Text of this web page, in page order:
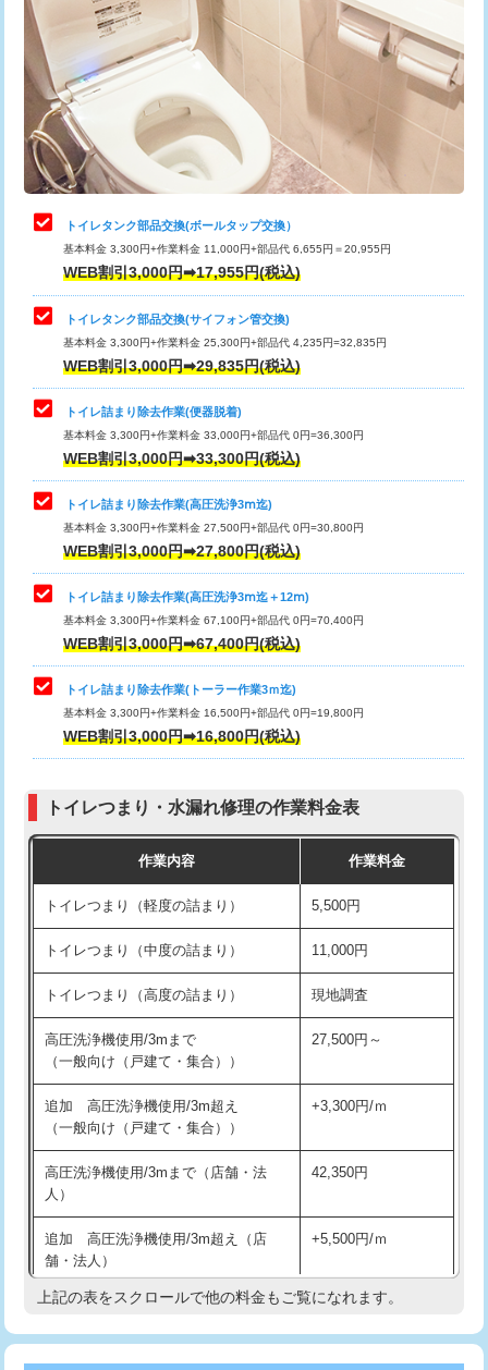
トイレタンク部品交換(ボールタップ交換）
基本料金 3,300円+作業料金 11,000円+部品代 6,655円＝20,955円
WEB割引3,000円➡17,955円(税込)
トイレタンク部品交換(サイフォン管交換)
基本料金 3,300円+作業料金 25,300円+部品代 4,235円=32,835円
WEB割引3,000円➡29,835円(税込)
トイレ詰まり除去作業(便器脱着)
基本料金 3,300円+作業料金 33,000円+部品代 0円=36,300円
WEB割引3,000円➡33,300円(税込)
トイレ詰まり除去作業(高圧洗浄3ⅿ迄)
基本料金 3,300円+作業料金 27,500円+部品代 0円=30,800円
WEB割引3,000円➡27,800円(税込)
トイレ詰まり除去作業(高圧洗浄3ⅿ迄＋12ⅿ)
基本料金 3,300円+作業料金 67,100円+部品代 0円=70,400円
WEB割引3,000円➡67,400円(税込)
トイレ詰まり除去作業(トーラー作業3ｍ迄)
基本料金 3,300円+作業料金 16,500円+部品代 0円=19,800円
WEB割引3,000円➡16,800円(税込)
トイレつまり・水漏れ修理の作業料金表
作業内容 作業料金
トイレつまり（軽度の詰まり） 5,500円
トイレつまり（中度の詰まり） 11,000円
トイレつまり（高度の詰まり） 現地調査
高圧洗浄機使用/3mまで
（一般向け（戸建て・集合））
27,500円～
追加 高圧洗浄機使用/3m超え
（一般向け（戸建て・集合））
+3,300円/ｍ
高圧洗浄機使用/3mまで（店舗・法
人）
42,350円
追加 高圧洗浄機使用/3m超え（店
舗・法人）
+5,500円/ｍ
高度高圧洗浄換 現地調査
上記の表をスクロールで他の料金もご覧になれます。